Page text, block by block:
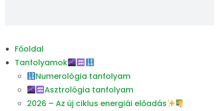
Főoldal
Tanfolyamok
Numerológia tanfolyam
Asztrológia tanfolyam
2026 – Az új ciklus energiái előadás